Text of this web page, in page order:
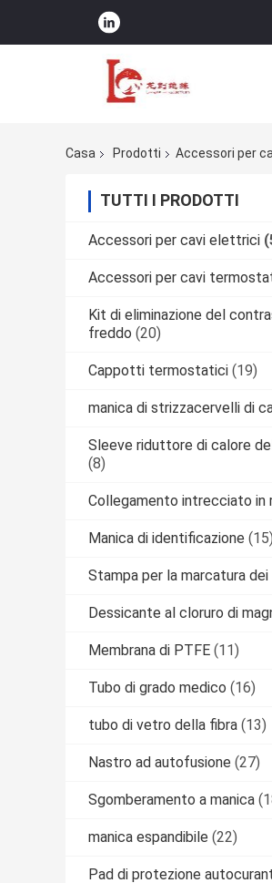
Casa Prodotti Accessori per
TUTTI I PRODOTTI
Accessori per cavi elettrici
Accessori per cavi
Kit di eliminazione del
freddo (20)
Cappotti termostatici (19)
manica di strizzacervelli di
Sleeve riduttore di calore
(8)
Collegamento intrecciato in
Manica di identificazione (15)
Stampa per la marcatura
Dessicante al cloruro di
Membrana di PTFE (11)
Tubo di grado medico (16)
tubo di vetro della fibra (13)
Nastro ad autofusione (27)
Sgomberamento a manica
manica espandibile (22)
Pad di protezione